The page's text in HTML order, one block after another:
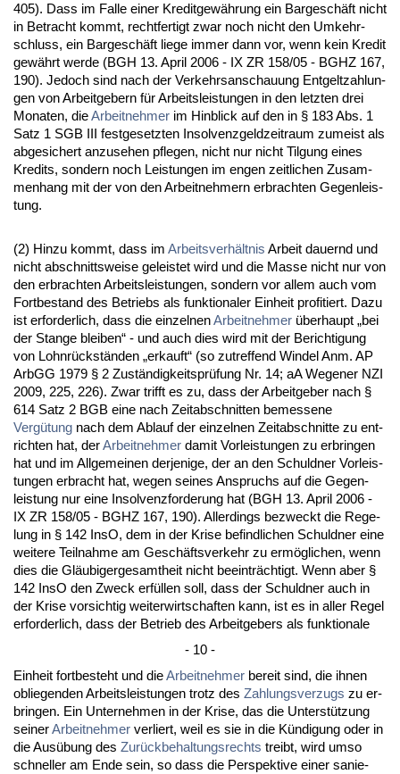
405). Dass im Fal­le ei­ner Kre­dit­gewährung ein Bar­geschäft nicht
in Be­tracht kommt, recht­fer­tigt zwar noch nicht den Um­kehr­
schluss, ein Bar­geschäft lie­ge im­mer dann vor, wenn kein Kre­dit
gewährt wer­de (BGH 13. April 2006 - IX ZR 158/05 - BGHZ 167,
190). Je­doch sind nach der Ver­kehrs­an­schau­ung Ent­gelt­zah­lun­
gen von Ar­beit­ge­bern für Ar­beits­leis­tun­gen in den letz­ten drei
Mo­na­ten, dieAr­beit­neh­mer im Hin­blick auf den in § 183 Abs. 1
Satz 1 SGB III fest­ge­setz­ten In­sol­venz­geld­zeit­raum zu­meist als
ab­ge­si­chert an­zu­se­hen pfle­gen, nicht nur nicht Til­gung ei­nes
Kre­dits, son­dern noch Leis­tun­gen im en­gen zeit­li­chen Zu­sam­
men­hang mit der von den Ar­beit­neh­mern er­brach­ten Ge­gen­leis­
tung.
(2) Hin­zu kommt, dass im Ar­beits­verhält­nis Ar­beit dau­ernd und
nicht ab­schnitts­wei­se ge­leis­tet wird und die Mas­se nicht nur von
den er­brach­ten Ar­beits­leis­tun­gen, son­dern vor al­lem auch vom
Fort­be­stand des Be­triebs als funk­tio­na­ler Ein­heit pro­fi­tiert. Da­zu
ist er­for­der­lich, dass die ein­zel­nenAr­beit­neh­mer über­haupt „bei
der Stan­ge blei­ben“ - und auch dies wird mit der Be­rich­ti­gung
von Lohnrückständen „er­kauft“ (so zu­tref­fend Win­del Anm. AP
ArbGG 1979 § 2 Zuständig­keitsprüfung Nr. 14; aA We­ge­ner NZI
2009, 225, 226). Zwar trifft es zu, dass der Ar­beit­ge­ber nach §
614 Satz 2 BGB ei­ne nach Zeit­ab­schnit­ten be­mes­se­ne
Vergütung nach dem Ab­lauf der ein­zel­nen Zeit­ab­schnit­te zu ent­
rich­ten hat, derAr­beit­neh­mer da­mit Vor­leis­tun­gen zu er­brin­gen
hat und im All­ge­mei­nen der­je­ni­ge, der an den Schuld­ner Vor­leis­
tun­gen er­bracht hat, we­gen sei­nes An­spruchs auf die Ge­gen­
leis­tung nur ei­ne In­sol­venz­for­de­rung hat (BGH 13. April 2006 -
IX ZR 158/05 - BGHZ 167, 190). Al­ler­dings be­zweckt die Re­ge­
lung in § 142 In­sO, dem in der Kri­se be­find­li­chen Schuld­ner ei­ne
wei­te­re Teil­nah­me am Geschäfts­ver­kehr zu ermögli­chen, wenn
dies die Gläubi­ger­ge­samt­heit nicht be­ein­träch­tigt. Wenn aber §
142 In­sO den Zweck erfüllen soll, dass der Schuld­ner auch in
der Kri­se vor­sich­tig wei­ter­wirt­schaf­ten kann, ist es in al­ler Re­gel
er­for­der­lich, dass der Be­trieb des Ar­beit­ge­bers als funk­tio­na­le
- 10 -
Ein­heit fort­be­steht und dieAr­beit­neh­mer be­reit sind, die ih­nen
ob­lie­gen­den Ar­beits­leis­tun­gen trotz des Zah­lungs­ver­zugs zu er­
brin­gen. Ein Un­ter­neh­men in der Kri­se, das die Un­terstützung
sei­nerAr­beit­neh­mer ver­liert, weil es sie in die Kündi­gung oder in
die Ausübung des Zurück­be­hal­tungs­rechts treibt, wird um­so
schnel­ler am En­de sein, so dass die Per­spek­ti­ve ei­ner sa­nie­